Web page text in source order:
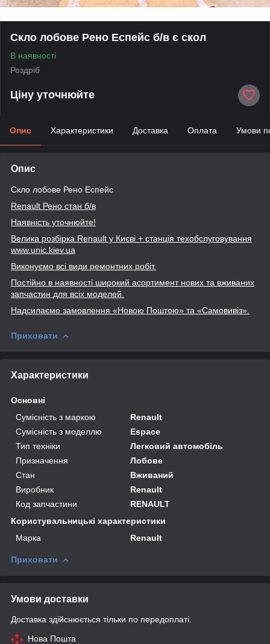
Скло лобове Рено Еспейс б/в є скол
В наявності
Роздріб
Ціну уточнюйте
Опис Характеристики Доставка Оплата Умови
Опис
Скло лобове Рено Еспейс
Renault Рено стан б/в
Наявність уточнюйте!
Велика розбірка Renault у Києві + станція техобслуговування
www.unic .kiev.ua
Виконуємо всі види ремонтних робіт.
Постійно в наявності широкий асортимент нових та вживаних
запчастин для всіх моделей.
Надсилаємо замовлення «Новою Поштою» та «Самовивіз».
Приховати
Характеристики
Основні
Сумісність з маркою
Renault
Сумісність з моделлю
Espace
Тип техніки
Легковий автомобіль
Призначення
Лобове
Стан
Вживаний
Виробник
Renault
Код запчастини
RENAULT
Користувальницькі характеристики
Марка
Renault
Приховати
Умови доставки
Доставка здійснюється тільки по передоплаті.
Нова Пошта